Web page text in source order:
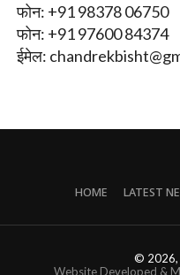
फोन: +91 98378 06750
फोन: +91 97600 84374
ईमेल:
HOME LATEST
© 2026,
Website Developed &